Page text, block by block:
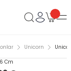
Unicorn